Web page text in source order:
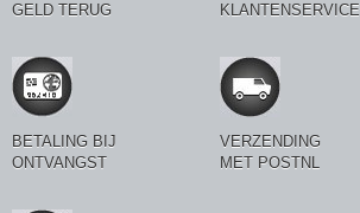
GELD TERUG
KLANTENSERVICE
BETALING BIJ
ONTVANGST
VERZENDING
MET POSTNL